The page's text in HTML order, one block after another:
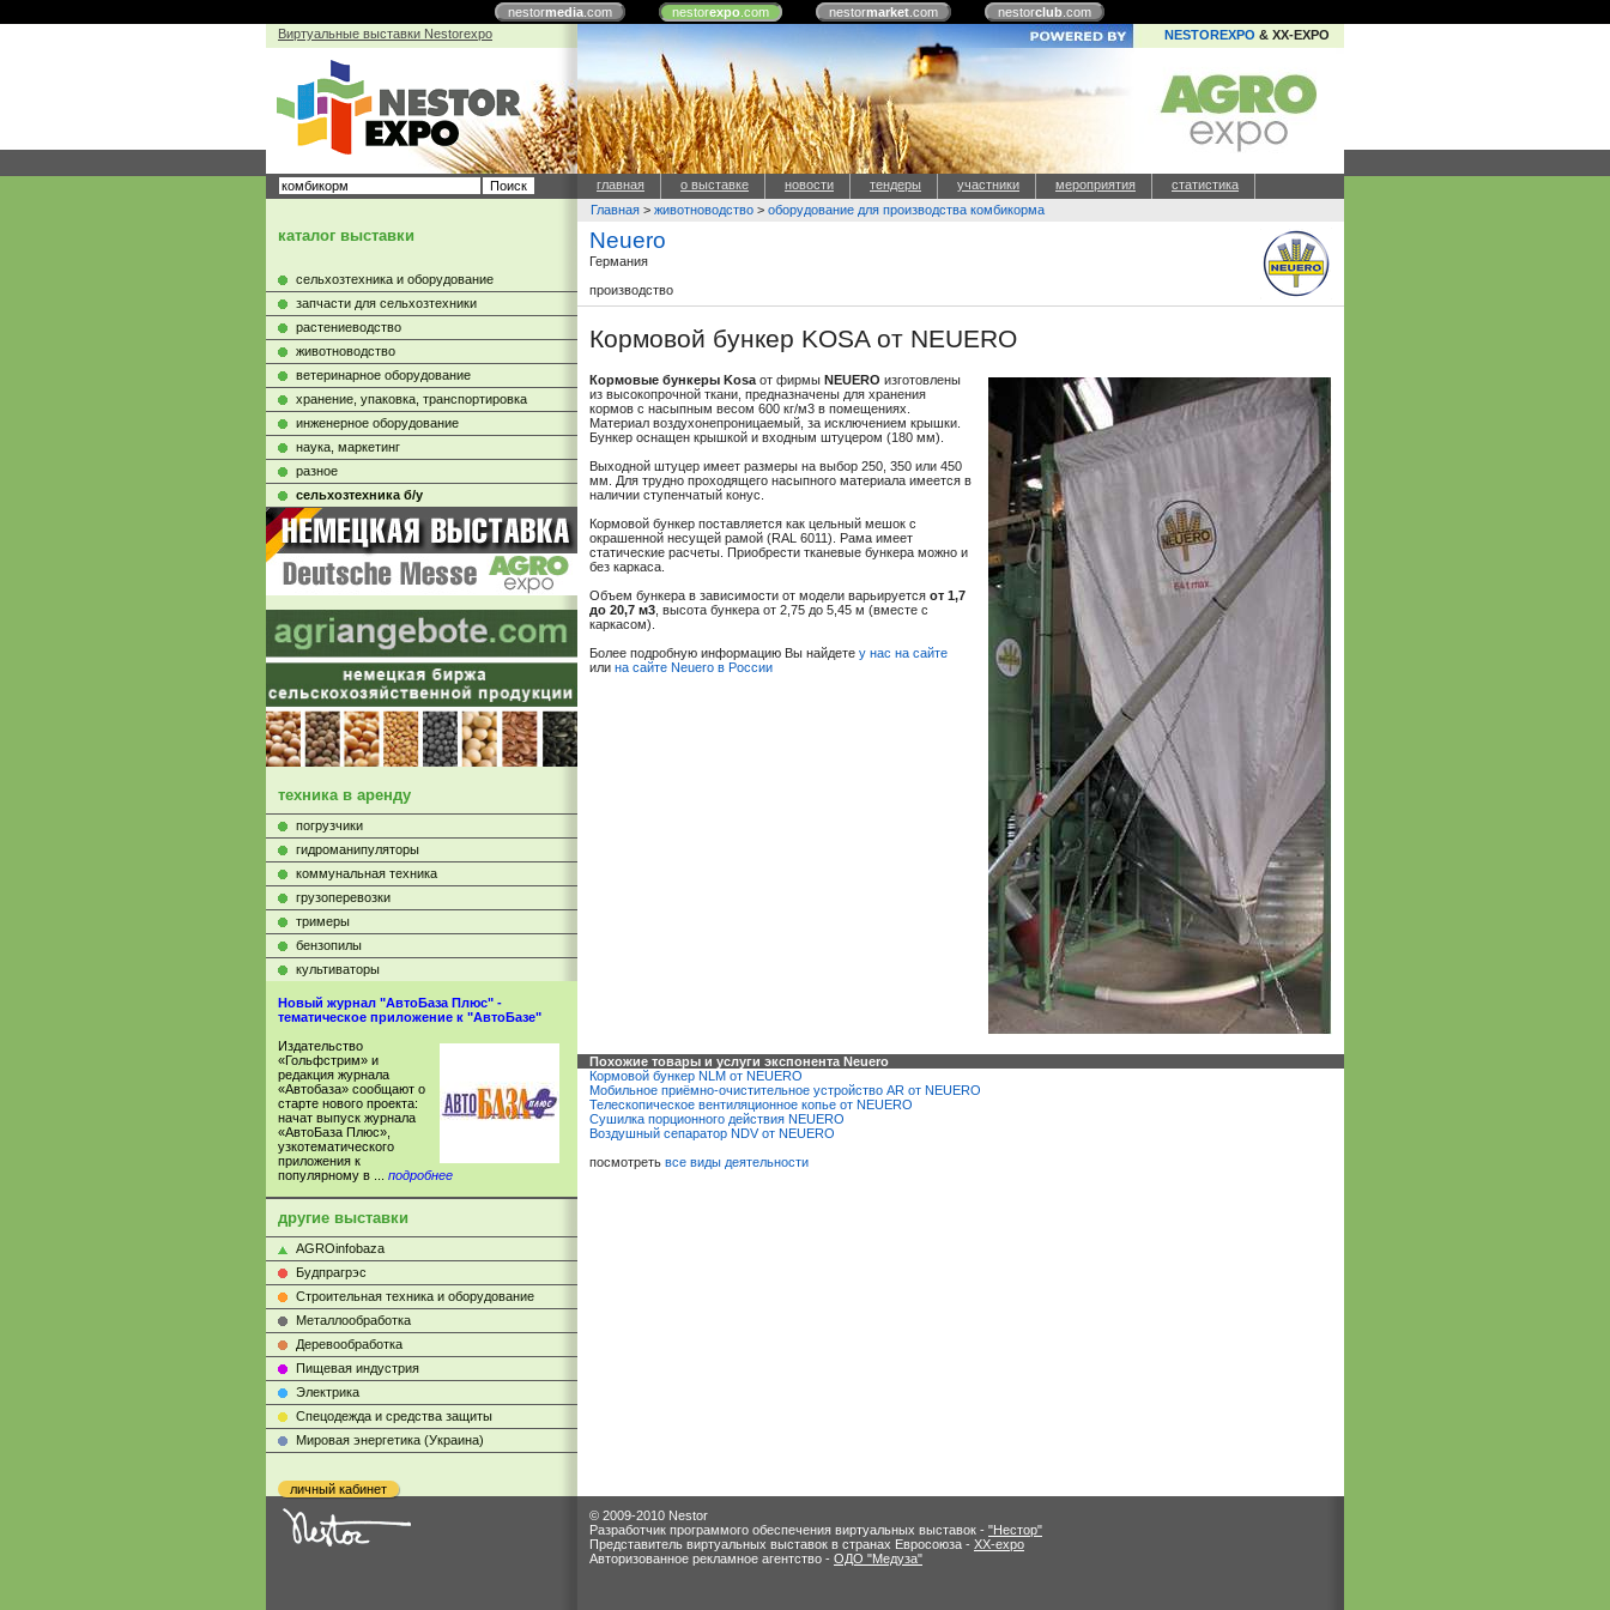
nestormedia.com nestorexpo.com nestormarket.com nestorclub.com
Виртуальные выставки Nestorexpo
NESTOREXPO & XX-EXPO
главная о выставке новости тендеры участники мероприятия статистика
каталог выставки
сельхозтехника и оборудование
запчасти для сельхозтехники
растениеводство
животноводство
ветеринарное оборудование
хранение, упаковка, транспортировка
инженерное оборудование
наука, маркетинг
разное
сельхозтехника б/у
техника в аренду
погрузчики
гидроманипуляторы
коммунальная техника
грузоперевозки
тримеры
бензопилы
культиваторы
Новый журнал "АвтоБаза Плюс" -
тематическое приложение к "АвтоБазе"
Издательство
«Гольфстрим» и
редакция журнала
«Автобаза» сообщают о
старте нового проекта:
начат выпуск журнала
«АвтоБаза Плюс»,
узкотематического
приложения к
популярному в ... подробнее
другие выставки
AGROinfobaza
Будпрагрэс
Строительная техника и оборудование
Металлообработка
Деревообработка
Пищевая индустрия
Электрика
Cпецодежда и средства защиты
Мировая энергетика (Украина)
личный кабинет
Главная > животноводство > оборудование для производства комбикорма
Neuero
Германия
производство
Кормовой бункер KOSA от NEUERO
Кормовые бункеры Kosa от фирмы NEUERO изготовлены
из высокопрочной ткани, предназначены для хранения
кормов с насыпным весом 600 кг/м3 в помещениях.
Материал воздухонепроницаемый, за исключением крышки.
Бункер оснащен крышкой и входным штуцером (180 мм).
Выходной штуцер имеет размеры на выбор 250, 350 или 450
мм. Для трудно проходящего насыпного материала имеется в
наличии ступенчатый конус.
Кормовой бункер поставляется как цельный мешок с
окрашенной несущей рамой (RAL 6011). Рама имеет
статические расчеты. Приобрести тканевые бункера можно и
без каркаса.
Объем бункера в зависимости от модели варьируется от 1,7
до 20,7 м3 , высота бункера от 2,75 до 5,45 м (вместе с
каркасом).
Более подробную информацию Вы найдете у нас на сайте
или на сайте Neuero в России
Похожие товары и услуги экспонента Neuero
Кормовой бункер NLM от NEUERO
Мобильное приёмно-очистительное устройство AR от NEUERO
Телескопическое вентиляционное копье от NEUERO
Сушилка порционного действия NEUERO
Воздушный сепаратор NDV от NEUERO
посмотреть все виды деятельности
© 2009-2010 Nestor
Разработчик программого обеспечения виртуальных выставок - "Нестор"
Представитель виртуальных выставок в странах Евросоюза - XX-expo
Авторизованное рекламное агентство - ОДО "Медуза"